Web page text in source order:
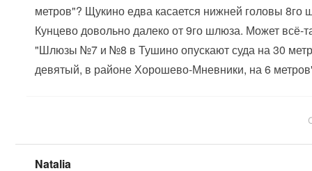
метров"? Щукино едва касается нижней головы 8го
Кунцево довольно далеко от 9го шлюза. Может всё-
"Шлюзы №7 и №8 в Тушино опускают суда на 30
девятый, в районе Хорошево-Мневники, на 6
Natalia